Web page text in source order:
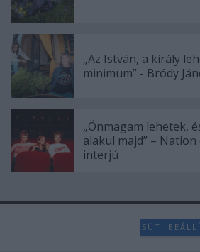
„Az István, a király
minimum” - Bródy
„Önmagam lehetek,
alakul majd” –
interjú
SÜTI